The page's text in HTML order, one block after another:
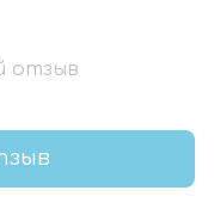
отзыв